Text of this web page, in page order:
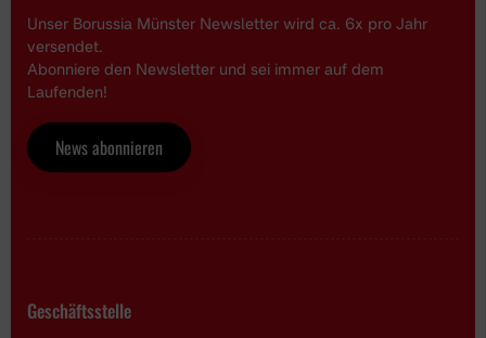
Unser Borussia Münster Newsletter wird ca. 6x pro Jahr
versendet.
Abonniere den Newsletter und sei immer auf dem
Laufenden!
News abonnieren
Geschäftsstelle